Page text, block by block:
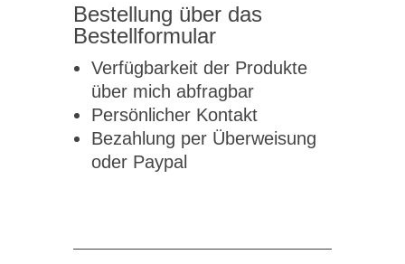
Bestellung über das
Bestellformular
Verfügbarkeit der Produkte
über mich abfragbar
Persönlicher Kontakt
Bezahlung per Überweisung
oder Paypal